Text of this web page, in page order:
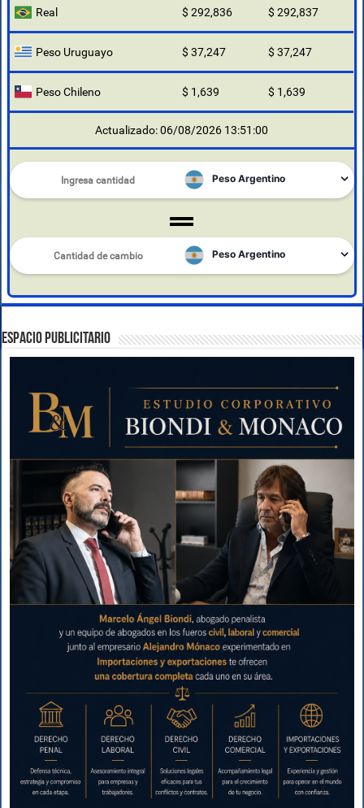
Real $ 292,836 $ 292,837
Peso Uruguayo $ 37,247 $ 37,247
Peso Chileno $ 1,639 $ 1,639
Actualizado: 06/08/2026 13:51:00
ESPACIO PUBLICITARIO